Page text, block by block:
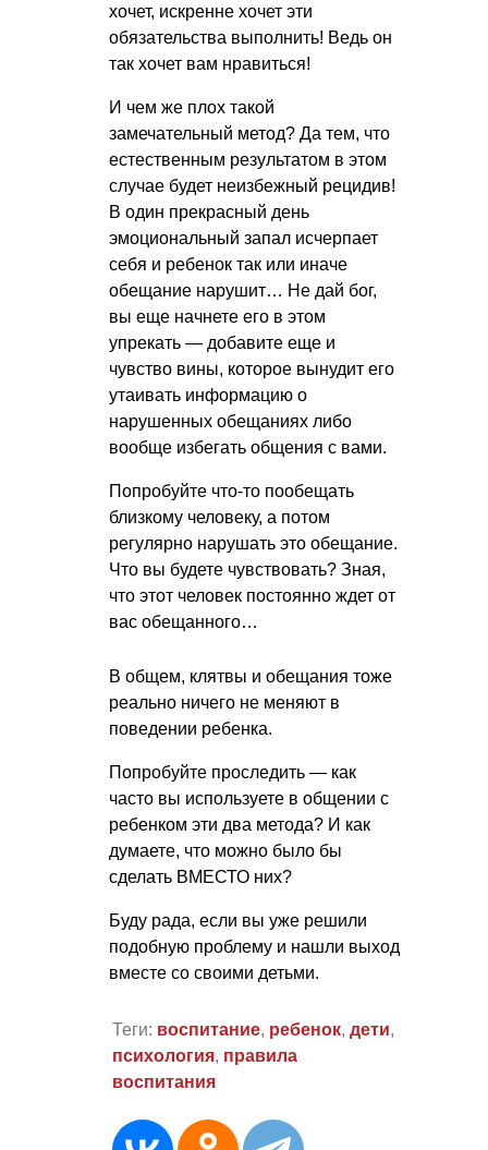
хочет, искренне хочет эти
обязательства выполнить! Ведь он
так хочет вам нравиться!
И чем же плох такой
замечательный метод? Да тем, что
естественным результатом в этом
случае будет неизбежный рецидив!
В один прекрасный день
эмоциональный запал исчерпает
себя и ребенок так или иначе
обещание нарушит… Не дай бог,
вы еще начнете его в этом
упрекать — добавите еще и
чувство вины, которое вынудит его
утаивать информацию о
нарушенных обещаниях либо
вообще избегать общения с вами.
Попробуйте что-то пообещать
близкому человеку, а потом
регулярно нарушать это обещание.
Что вы будете чувствовать? Зная,
что этот человек постоянно ждет от
вас обещанного…
В общем, клятвы и обещания тоже
реально ничего не меняют в
поведении ребенка.
Попробуйте проследить — как
часто вы используете в общении с
ребенком эти два метода? И как
думаете, что можно было бы
сделать ВМЕСТО них?
Буду рада, если вы уже решили
подобную проблему и нашли выход
вместе со своими детьми.
Теги: воспитание, ребенок, дети,
психология, правила
воспитания